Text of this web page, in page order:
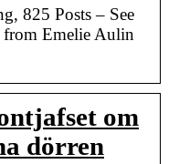
825 Posts – See
from Emelie Aulin
om
dörren